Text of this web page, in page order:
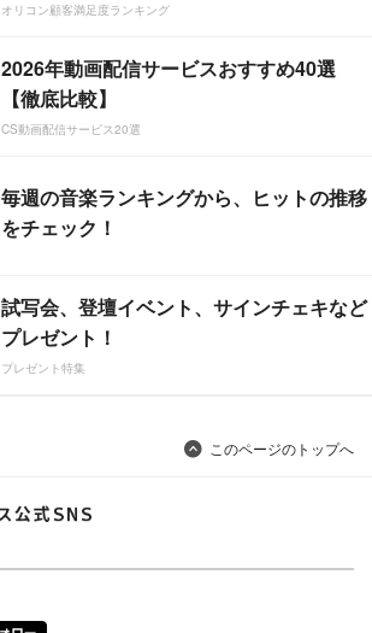
オリコン顧客満足度ランキング
2026年動画配信サービスおすすめ40選
【徹底比較】
CS動画配信サービス20選
毎週の音楽ランキングから、ヒットの推移
をチェック！
試写会、登壇イベント、サインチェキなど
プレゼント！
プレゼント特集
このページのトップへ